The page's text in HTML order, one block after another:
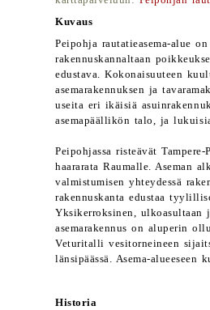
Kuvaus
Peipohja rautatieasema-alue on
rakennuskannaltaan
edustava. Kokonaisuuteen
asemarakennuksen ja
useita eri ikäisiä
asemapäällikön talo, ja
Peipohjassa risteävät Tampere-
haararata Raumalle. Aseman
valmistumisen yhteydessä
rakennuskanta edustaa
Yksikerroksinen, ulkoasultaan
asemarakennus on aluperin
Veturitalli vesitorneineen
länsipäässä. Asema-alueeseen
Historia